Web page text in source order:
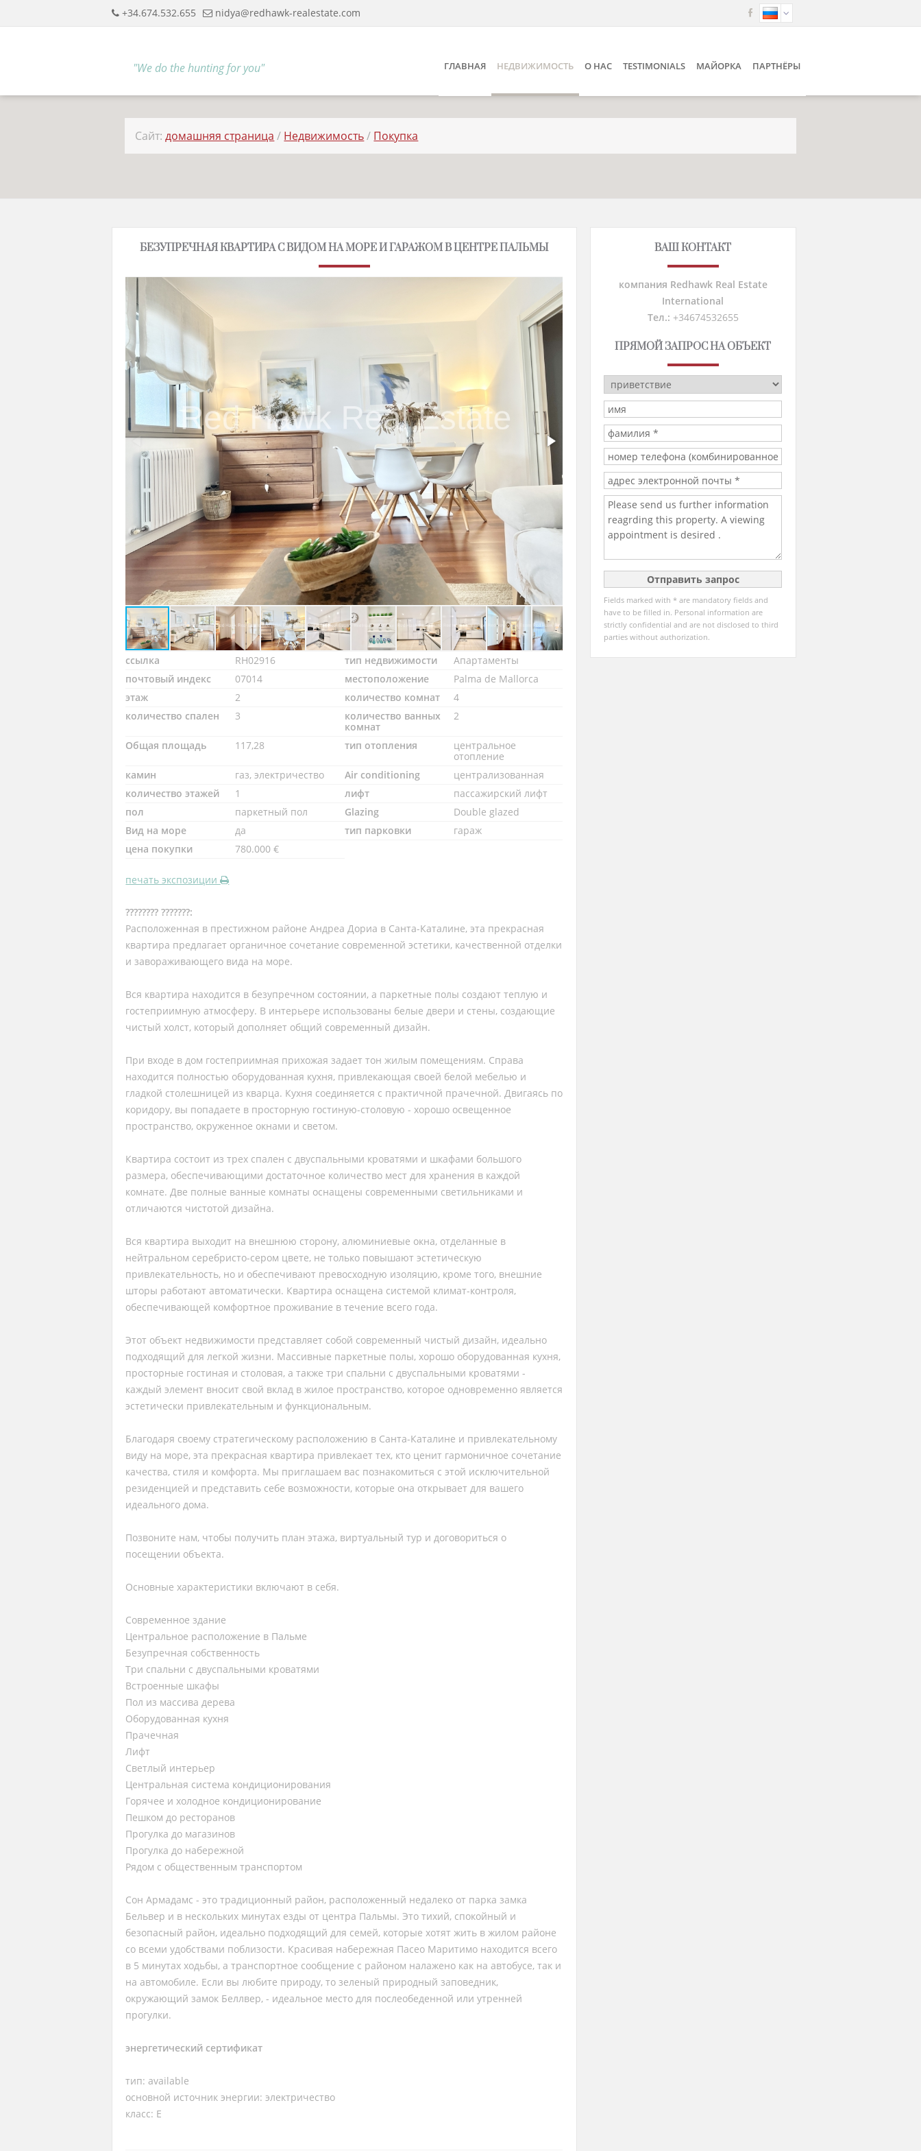
+34.674.532.655 nidya@redhawk-realestate.com
"We do the hunting for you" ГЛАВНАЯ НЕДВИЖИМОСТЬ О НАС TESTIMONIALS МАЙОРКА ПАРТНЁРЫ
Сайт:домашняя страница / Недвижимость/ Покупка
БЕЗУПРЕЧНАЯ КВАРТИРА С ВИДОМ НА МОРЕ И ГАРАЖОМ В ЦЕНТРЕ ПАЛЬМЫ
ссылка RH02916 тип недвижимости
Апартаменты
почтовый индекс
07014 местоположение
Palma de Mallorca
этаж
2 количество комнат
4
количество спален
3
количество ванных
комнат
2
Общая площадь 117,28 тип отопления
центральное
отопление
камин
газ, электричество Air conditioning
централизованная
количество этажей
1 лифт
пассажирский лифт
пол
паркетный пол Glazing
Double glazed
Вид на море
да тип парковки
гараж
цена покупки
780.000 €
печать экспозиции
???????? ???????:
Расположенная в престижном районе Андреа Дориа в Санта-Каталине, эта прекрасная
квартира предлагает органичное сочетание современной эстетики, качественной отделки
и завораживающего вида на море.
Вся квартира находится в безупречном состоянии, а паркетные полы создают теплую и
гостеприимную атмосферу. В интерьере использованы белые двери и стены, создающие
чистый холст, который дополняет общий современный дизайн.
При входе в дом гостеприимная прихожая задает тон жилым помещениям. Справа
находится полностью оборудованная кухня, привлекающая своей белой мебелью и
гладкой столешницей из кварца. Кухня соединяется с практичной прачечной. Двигаясь по
коридору, вы попадаете в просторную гостиную-столовую - хорошо освещенное
пространство, окруженное окнами и светом.
Квартира состоит из трех спален с двуспальными кроватями и шкафами большого
размера, обеспечивающими достаточное количество мест для хранения в каждой
комнате. Две полные ванные комнаты оснащены современными светильниками и
отличаются чистотой дизайна.
Вся квартира выходит на внешнюю сторону, алюминиевые окна, отделанные в
нейтральном серебристо-сером цвете, не только повышают эстетическую
привлекательность, но и обеспечивают превосходную изоляцию, кроме того, внешние
шторы работают автоматически. Квартира оснащена системой климат-контроля,
обеспечивающей комфортное проживание в течение всего года.
Этот объект недвижимости представляет собой современный чистый дизайн, идеально
подходящий для легкой жизни. Массивные паркетные полы, хорошо оборудованная кухня,
просторные гостиная и столовая, а также три спальни с двуспальными кроватями -
каждый элемент вносит свой вклад в жилое пространство, которое одновременно является
эстетически привлекательным и функциональным.
Благодаря своему стратегическому расположению в Санта-Каталине и привлекательному
виду на море, эта прекрасная квартира привлекает тех, кто ценит гармоничное сочетание
качества, стиля и комфорта. Мы приглашаем вас познакомиться с этой исключительной
резиденцией и представить себе возможности, которые она открывает для вашего
идеального дома.
Позвоните нам, чтобы получить план этажа, виртуальный тур и договориться о
посещении объекта.
Основные характеристики включают в себя.
Современное здание
Центральное расположение в Пальме
Безупречная собственность
Три спальни с двуспальными кроватями
Встроенные шкафы
Пол из массива дерева
Оборудованная кухня
Прачечная
Лифт
Светлый интерьер
Центральная система кондиционирования
Горячее и холодное кондиционирование
Пешком до ресторанов
Прогулка до магазинов
Прогулка до набережной
Рядом с общественным транспортом
Сон Армадамс - это традиционный район, расположенный недалеко от парка замка
Бельвер и в нескольких минутах езды от центра Пальмы. Это тихий, спокойный и
безопасный район, идеально подходящий для семей, которые хотят жить в жилом районе
со всеми удобствами поблизости. Красивая набережная Пасео Маритимо находится всего
в 5 минутах ходьбы, а транспортное сообщение с районом налажено как на автобусе, так и
на автомобиле. Если вы любите природу, то зеленый природный заповедник,
окружающий замок Беллвер, - идеальное место для послеобеденной или утренней
прогулки.
энергетический сертификат
тип: available
основной источник энергии: электричество
класс: E
ВАШ КОНТАКТ
компания Redhawk Real Estate
International
Тел.: +34674532655
ПРЯМОЙ ЗАПРОС НА ОБЪЕКТ
Fields marked with * are mandatory fields and
have to be filled in. Personal information are
strictly confidential and are not disclosed to third
parties without authorization.